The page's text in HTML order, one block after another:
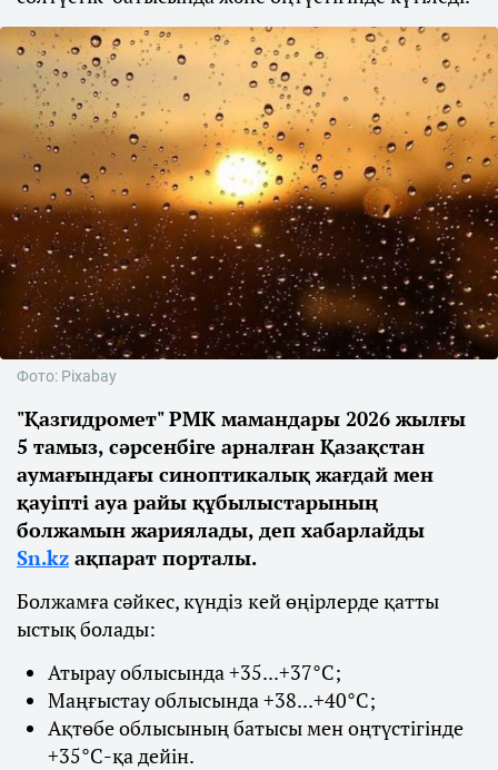
Фото: Pixabay
"Қазгидромет" РМК мамандары 2026 жылғы
5 тамыз, сәрсенбіге арналған Қазақстан
аумағындағы синоптикалық жағдай мен
қауіпті ауа райы құбылыстарының
болжамын жариялады, деп хабарлайды
Sn.kz ақпарат порталы.
Болжамға сәйкес, күндіз кей өңірлерде қатты
ыстық болады:
Атырау облысында +35...+37°С;
Маңғыстау облысында +38...+40°С;
Ақтөбе облысының батысы мен оңтүстігінде
+35°С-қа дейін.